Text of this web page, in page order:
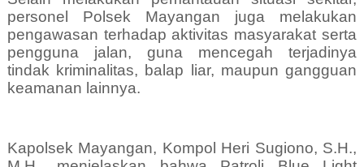
personel Polsek Mayangan juga melakukan
pengawasan terhadap aktivitas masyarakat serta
pengguna jalan, guna mencegah terjadinya
tindak kriminalitas, balap liar, maupun gangguan
keamanan lainnya.
Kapolsek Mayangan, Kompol Heri Sugiono, S.H.,